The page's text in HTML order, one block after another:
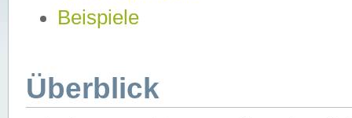
Beispiele
Überblick